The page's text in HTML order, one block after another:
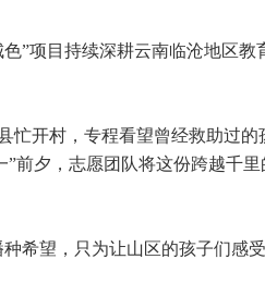
色”项目持续深耕云南临沧地区
忙开村，专程看望曾经救助过的
前夕，志愿团队将这份跨越千
希望，只为让山区的孩子们感